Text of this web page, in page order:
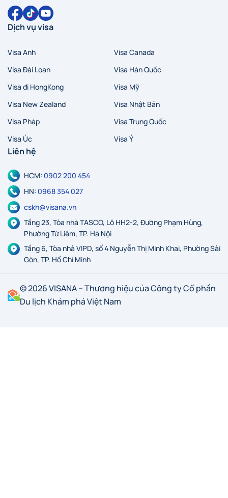
Dịch vụ visa
Visa Anh
Visa Canada
Visa Đài Loan
Visa Hàn Quốc
Visa đi HongKong
Visa Mỹ
Visa New Zealand
Visa Nhật Bản
Visa Pháp
Visa Trung Quốc
Visa Úc
Visa Ý
Liên hệ
HCM: 0902 200 454
HN: 0968 354 027
cskh@visana.vn
Tầng 23, Tòa nhà TASCO, Lô HH2-2, Đường Phạm Hùng,
Phường Từ Liêm, TP. Hà Nội
Tầng 6, Tòa nhà VIPD, số 4 Nguyễn Thị Minh Khai, Phường Sài
Gòn, TP. Hồ Chí Minh
© 2026 VISANA – Thương hiệu của Công ty Cổ phần
Du lịch Khám phá Việt Nam